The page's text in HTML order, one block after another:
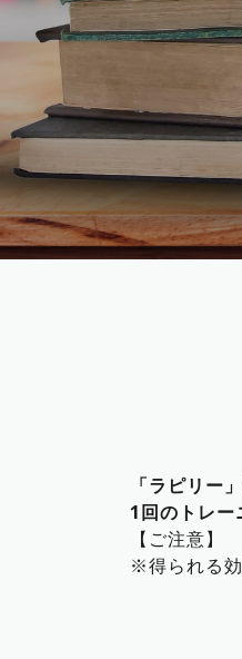
「ラピリー
1回のトレー
【ご注意】
※得られる